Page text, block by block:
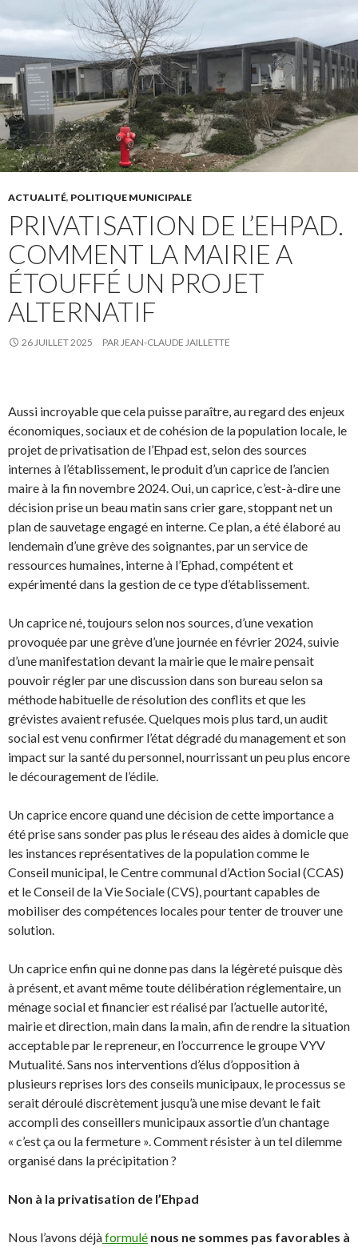
ACTUALITÉ, POLITIQUE MUNICIPALE
PRIVATISATION DE L’EHPAD.
COMMENT LA MAIRIE A
ÉTOUFFÉ UN PROJET
ALTERNATIF
26 JUILLET 2025 PAR JEAN-CLAUDE JAILLETTE
Aussi incroyable que cela puisse paraître, au regard des enjeux
économiques, sociaux et de cohésion de la population locale, le
projet de privatisation de l’Ehpad est, selon des sources
internes à l’établissement, le produit d’un caprice de l’ancien
maire à la fin novembre 2024. Oui, un caprice, c’est-à-dire une
décision prise un beau matin sans crier gare, stoppant net un
plan de sauvetage engagé en interne. Ce plan, a été élaboré au
lendemain d’une grève des soignantes, par un service de
ressources humaines, interne à l’Ephad, compétent et
expérimenté dans la gestion de ce type d’établissement.
Un caprice né, toujours selon nos sources, d’une vexation
provoquée par une grève d’une journée en février 2024, suivie
d’une manifestation devant la mairie que le maire pensait
pouvoir régler par une discussion dans son bureau selon sa
méthode habituelle de résolution des conflits et que les
grévistes avaient refusée. Quelques mois plus tard, un audit
social est venu confirmer l’état dégradé du management et son
impact sur la santé du personnel, nourrissant un peu plus encore
le découragement de l’édile.
Un caprice encore quand une décision de cette importance a
été prise sans sonder pas plus le réseau des aides à domicle que
les instances représentatives de la population comme le
Conseil municipal, le Centre communal d’Action Social (CCAS)
et le Conseil de la Vie Sociale (CVS), pourtant capables de
mobiliser des compétences locales pour tenter de trouver une
solution.
Un caprice enfin qui ne donne pas dans la légèreté puisque dès
à présent, et avant même toute délibération réglementaire, un
ménage social et financier est réalisé par l’actuelle autorité,
mairie et direction, main dans la main, afin de rendre la situation
acceptable par le repreneur, en l’occurrence le groupe VYV
Mutualité. Sans nos interventions d’élus d’opposition à
plusieurs reprises lors des conseils municipaux, le processus se
serait déroulé discrètement jusqu’à une mise devant le fait
accompli des conseillers municipaux assortie d’un chantage
« c’est ça ou la fermeture ». Comment résister à un tel dilemme
organisé dans la précipitation ?
Non à la privatisation de l’Ehpad
Nous l’avons déjàformulé nous ne sommes pas favorables à